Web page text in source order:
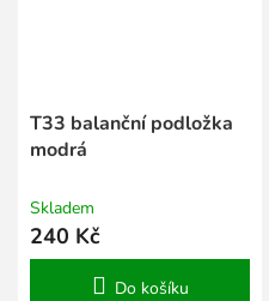
T33 balanční podložka
modrá
Skladem
240 Kč
Do košíku